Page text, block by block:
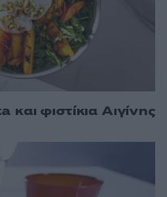
φιστίκια Αιγίνης